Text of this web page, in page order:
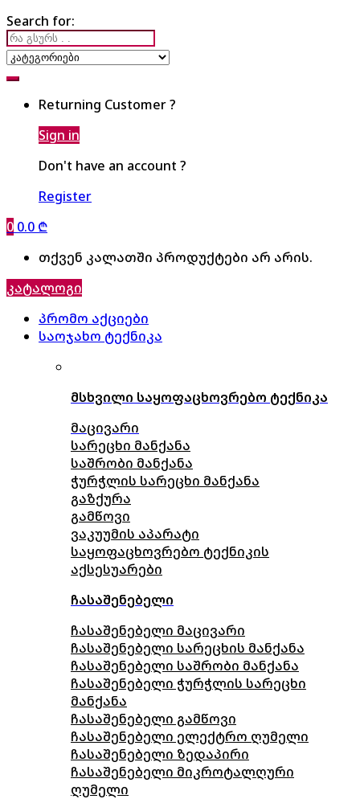
Search for:
Returning Customer ?
Sign in
Don't have an account ?
Register
0 0.0 ₾
თქვენ კალათში პროდუქტები არ არის.
კატალოგი
პრომო აქციები
საოჯახო ტექნიკა
მსხვილი საყოფაცხოვრებო ტექნიკა
მაცივარი
სარეცხი მანქანა
საშრობი მანქანა
ჭურჭლის სარეცხი მანქანა
გაზქურა
გამწოვი
ვაკუუმის აპარატი
საყოფაცხოვრებო ტექნიკის
აქსესუარები
ჩასაშენებელი
ჩასაშენებელი მაცივარი
ჩასაშენებელი სარეცხის მანქანა
ჩასაშენებელი საშრობი მანქანა
ჩასაშენებელი ჭურჭლის სარეცხი
მანქანა
ჩასაშენებელი გამწოვი
ჩასაშენებელი ელექტრო ღუმელი
ჩასაშენებელი ზედაპირი
ჩასაშენებელი მიკროტალღური
ღუმელი